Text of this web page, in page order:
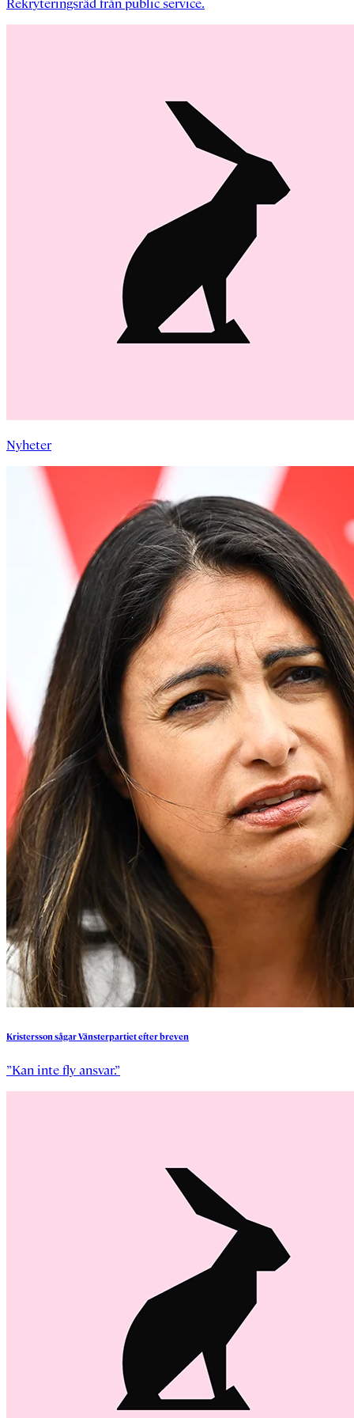
Rekryteringsräd från public service.
Nyheter
KristerssonsågarVänsterpartietefterbreven
”Kan inte fly ansvar.”